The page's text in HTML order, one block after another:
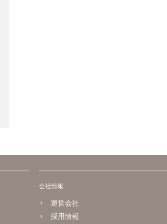
会社情報
運営会社
採用情報